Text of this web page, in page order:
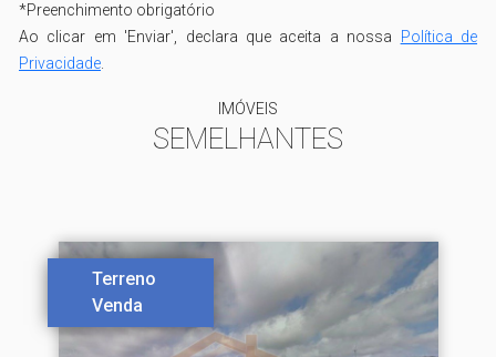
*Preenchimento obrigatório
Ao clicar em 'Enviar', declara que aceita a nossa Política de
Privacidade.
IMÓVEIS
SEMELHANTES
Terreno
Venda